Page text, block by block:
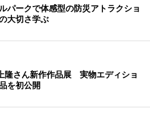
パークで体感型の防災アトラクショ
大切さ学ぶ
隆さん新作作品展 実物エディショ
を初公開